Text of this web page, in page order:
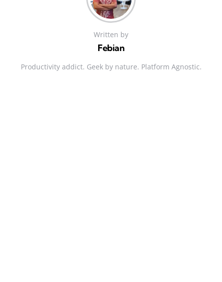
Written by
Febian
Productivity addict. Geek by nature. Platform Agnostic.